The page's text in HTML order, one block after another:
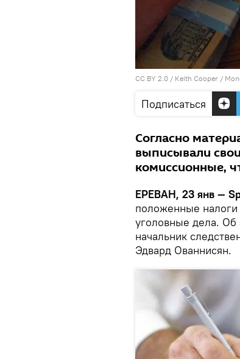
CC BY 2.0 / Keith Cooper /
Подписаться
Согласно
выписывали
комиссионные,
ЕРЕВАН, 23 янв —
положенные налоги
уголовные дела. Об
начальник
Эдвард Ованнисян.